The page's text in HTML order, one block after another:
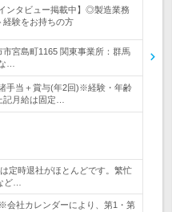
ンタビュー掲載中】◎製造業務
経験をお持ちの方
宮島町1165 関東事業所：群馬
…
手当＋賞与(年2回)※経験・年齢
月給は固定…
定時退社がほとんどです。繁忙
ど…
会社カレンダーにより、第1・第